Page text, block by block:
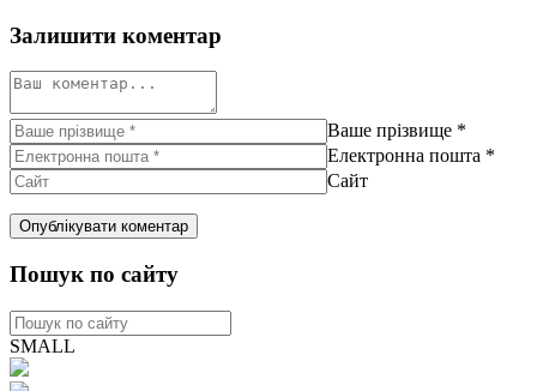
Залишити коментар
Ваше прізвище *
Електронна пошта *
Сайт
Пошук по сайту
SMALL